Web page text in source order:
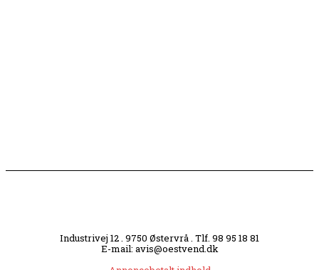
Industrivej 12 . 9750 Østervrå . Tlf. 98 95 18 81
E-mail: avis@oestvend.dk